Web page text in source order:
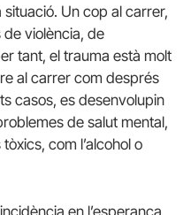
Un cop al carrer,
violència, de
tant, el trauma està molt
al carrer com després
casos, es desenvolupin
de salut mental,
com l’alcohol o